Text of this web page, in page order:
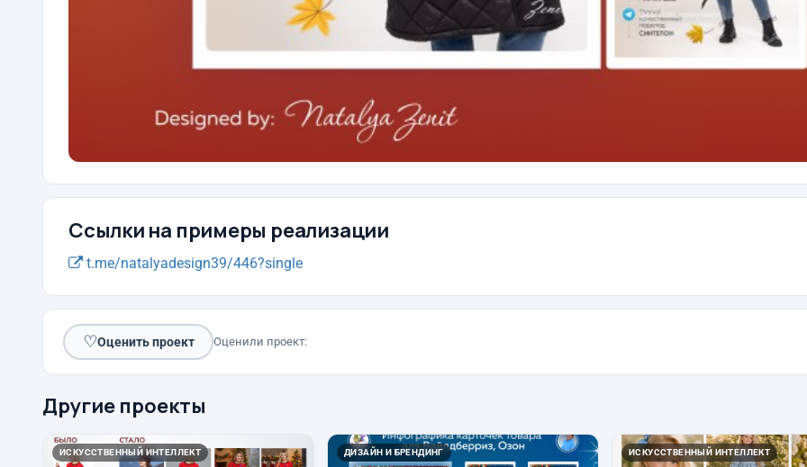
Ссылки на примеры реализации
t.me/natalyadesign39/446?single
♡Оценить проект Оценили проект:
Другие проекты
ИСКУССТВЕННЫЙ ИНТЕЛЛЕКТ ДИЗАЙН И БРЕНДИНГ ИСКУССТВЕННЫЙ ИНТЕЛЛЕКТ